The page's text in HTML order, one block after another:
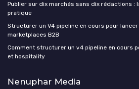
Publier sur dix marchés sans dix rédactions :
pratique
Structurer un V4 pipeline en cours pour
marketplaces B2B
Comment structurer un v4 pipeline en cours
et hospitality
Nenuphar Media